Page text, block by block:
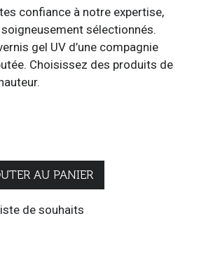
confiance à notre expertise,
sélectionnés.
gel UV d’une compagnie
Choisissez des produits de
AU PANIER
de souhaits